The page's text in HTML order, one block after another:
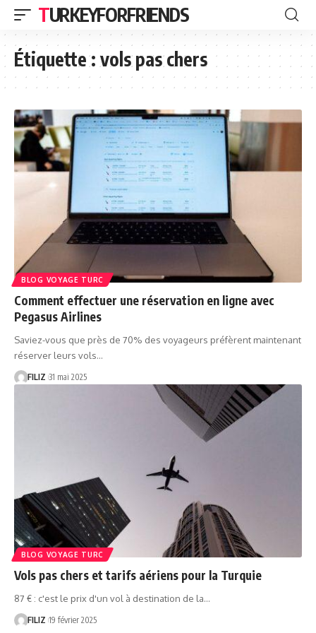
TURKEYFORFRIENDS
Étiquette :vols pas chers
BLOG VOYAGE TURC
Comment effectuer une réservation en ligne avec
Pegasus Airlines
Saviez-vous que près de 70% des voyageurs préfèrent maintenant
réserver leurs vols…
FILIZ 31 mai 2025
BLOG VOYAGE TURC
Vols pas chers et tarifs aériens pour la Turquie
87 € : c'est le prix d'un vol à destination de la…
FILIZ 19 février 2025